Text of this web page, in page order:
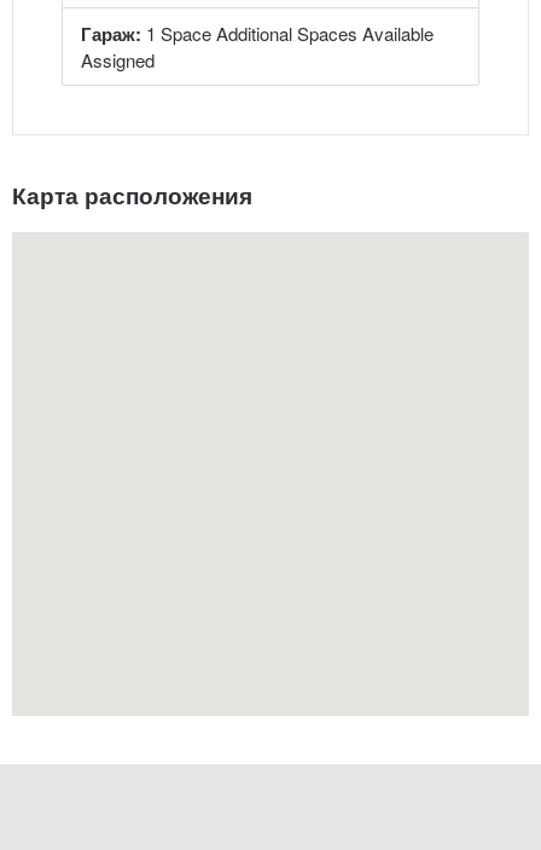
Гараж: 1 Space Additional Spaces Available
Assigned
Карта расположения